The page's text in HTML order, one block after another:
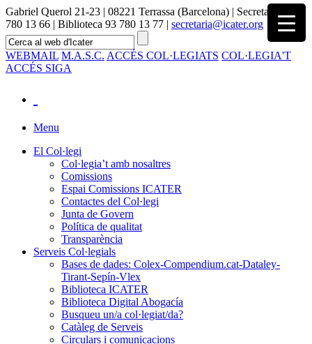
Gabriel Querol 21-23 | 08221 Terrassa (Barcelona) | Secretaria 93
780 13 66 | Biblioteca 93 780 13 77 | secretaria@icater.org
WEBMAIL M.A.S.C. ACCÉS COL·LEGIATS COL·LEGIA'T
ACCÉS SIGA
Menu
El Col·legi
Col·legia’t amb nosaltres
Comissions
Espai Comissions ICATER
Contactes del Col·legi
Junta de Govern
Política de qualitat
Transparència
Serveis Col·legials
Bases de dades: Colex-Compendium.cat-Dataley-
Tirant-Sepín-Vlex
Biblioteca ICATER
Biblioteca Digital Abogacía
Busqueu un/a col·legiat/da?
Catàleg de Serveis
Circulars i comunicacions